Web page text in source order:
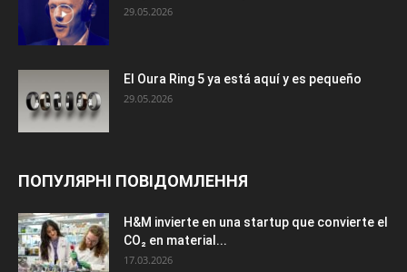
29.05.2026
El Oura Ring 5 ya está aquí y es pequeño
29.05.2026
ПОПУЛЯРНІ ПОВІДОМЛЕННЯ
H&M invierte en una startup que convierte el
CO₂ en material...
17.03.2026